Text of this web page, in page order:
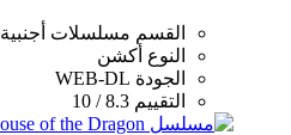
القسم مسلسلات أجنبية
النوع أكشن
الجودة WEB-DL
التقييم 8.3 / 10